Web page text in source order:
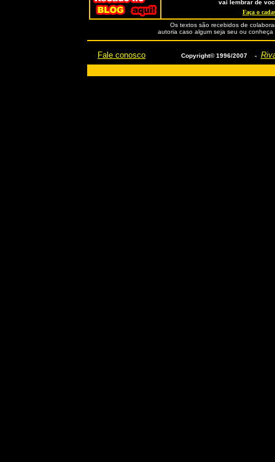
vai lembrar de
Faça o
Os textos são recebidos de
autoria caso algum seja seu ou
Fale conosco Copyright© 1996/2007 -